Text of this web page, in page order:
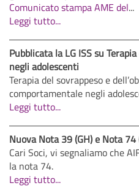
Comunicato stampa AME del...
Leggi tutto...
Pubblicata la LG ISS su
negli adolescenti
Terapia del sovrappeso e
comportamentale negli
Leggi tutto...
Nuova Nota 39 (GH) e Nota
Cari Soci, vi segnaliamo che
la nota 74.
Leggi tutto...